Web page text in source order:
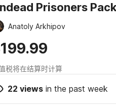
Prisoners Pack
Anatoly Arkhipov
税将在结算时计算
22 viewsin the past week